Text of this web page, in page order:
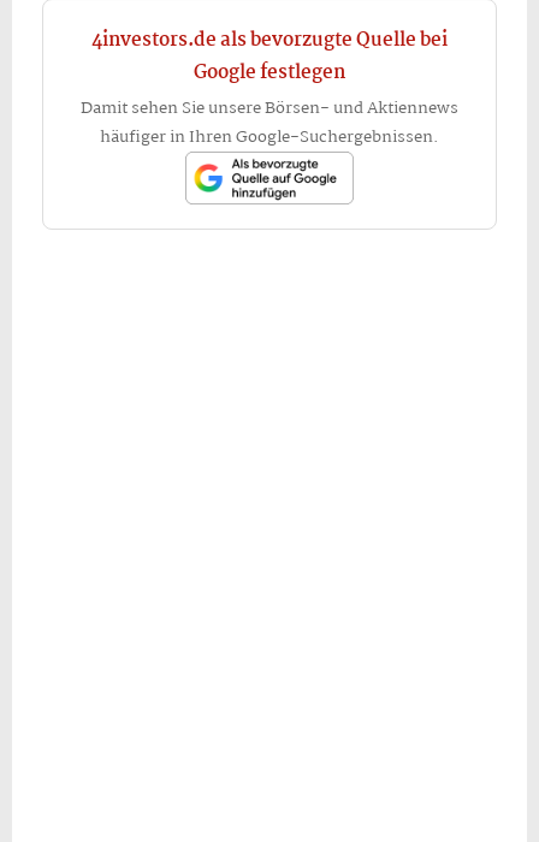
4investors.de als bevorzugte Quelle bei
Google festlegen
Damit sehen Sie unsere Börsen- und Aktiennews
häufiger in Ihren Google-Suchergebnissen.